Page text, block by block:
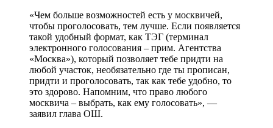
«Чем больше возможностей есть у москвичей,
чтобы проголосовать, тем лучше. Если появляется
такой удобный формат, как ТЭГ (терминал
электронного голосования – прим. Агентства
«Москва»), который позволяет тебе придти на
любой участок, необязательно где ты прописан,
придти и проголосовать, так как тебе удобно, то
это здорово. Напомним, что право любого
москвича – выбрать, как ему голосовать», —
заявил глава ОШ.